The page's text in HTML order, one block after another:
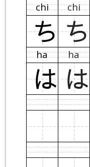
chi chi
ち ち
ha ha
は は